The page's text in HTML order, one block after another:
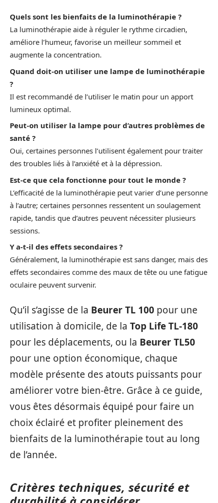
Quels sont les bienfaits de la luminothérapie ?
La luminothérapie aide à réguler le rythme circadien,
améliore l’humeur, favorise un meilleur sommeil et
augmente la concentration.
Quand doit-on utiliser une lampe de luminothérapie
?
Il est recommandé de l’utiliser le matin pour un apport
lumineux optimal.
Peut-on utiliser la lampe pour d’autres problèmes de
santé ?
Oui, certaines personnes l’utilisent également pour traiter
des troubles liés à l’anxiété et à la dépression.
Est-ce que cela fonctionne pour tout le monde ?
L’efficacité de la luminothérapie peut varier d’une personne
à l’autre; certaines personnes ressentent un soulagement
rapide, tandis que d’autres peuvent nécessiter plusieurs
sessions.
Y a-t-il des effets secondaires ?
Généralement, la luminothérapie est sans danger, mais des
effets secondaires comme des maux de tête ou une fatigue
oculaire peuvent survenir.
Qu’il s’agisse de la Beurer TL 100 pour une
utilisation à domicile, de la Top Life TL-180
pour les déplacements, ou la Beurer TL50
pour une option économique, chaque
modèle présente des atouts puissants pour
améliorer votre bien-être. Grâce à ce guide,
vous êtes désormais équipé pour faire un
choix éclairé et profiter pleinement des
bienfaits de la luminothérapie tout au long
de l’année.
Critères techniques, sécurité et